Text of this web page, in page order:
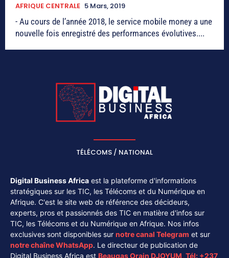
AFRIQUE CENTRALE 5 Mars, 2019
- Au cours de l’année 2018, le service mobile money a une
nouvelle fois enregistré des performances évolutives....
TÉLÉCOMS / NATIONAL
Digital Business Africa est la plateforme d'informations
stratégiques sur les TIC, les Télécoms et du Numérique en
Afrique. C'est le site web de référence des décideurs,
experts, pros et passionnés des TIC en matière d'infos sur
TIC, les Télécoms et du Numérique en Afrique. Nos infos
exclusives sont disponibles sur notre canal Telegram et sur
notre chaîneWhatsApp. Le directeur de publication de
Digital Business Africa est Beaugas Orain DJOYUM. Tél: +237